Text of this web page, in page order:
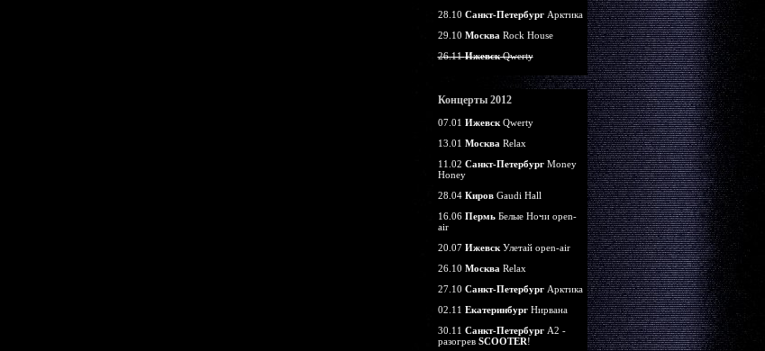
28.10 Санкт-ПетербургАрктика
29.10 Москва Rock House
26.11ИжевскQwerty
Концерты 2012
07.01 ИжевскQwerty
13.01 Москва Relax
11.02 Санкт-ПетербургMoney
Honey
28.04 КировGaudi Hall
16.06 ПермьБелые Ночи open-
air
20.07 ИжевскУлетай open-air
26.10 Москва Relax
27.10 Санкт-ПетербургАрктика
02.11 ЕкатеринбургНирвана
30.11 Санкт-ПетербургА2 -
разогрев SCOOTER!